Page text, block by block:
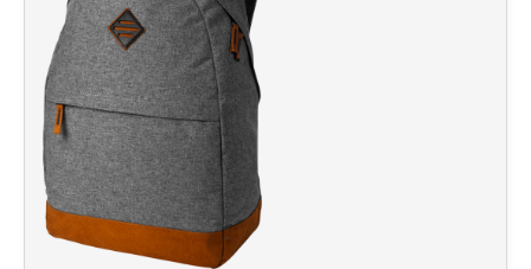
TIMBRI TASCABILI TRODAT POCKET PRINTY
MULTICOLOR
RICAMBIO GOMMINE DI TESTO PER ELICA
Penne Multifunzione
Penne in metallo
Matite e Pastelli
Evidenziatori
FOOD & BEVERAGE
Thermos e borracce
TARGHE PROFESSIONALI INCISE
TARGHE FUORI PORTA INCISE IN OTTONE SATINATO